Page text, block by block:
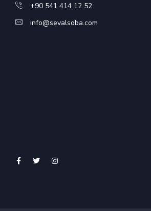
+90 541 414 12 52
info@sevalsoba.com